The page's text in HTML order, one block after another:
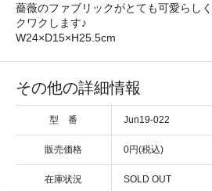
薔薇のファブリックがとても可愛らし
クワクします♪
W24×D15×H25.5cm
その他の詳細情報
型 番 Jun19-022
販売価格 0円(税込)
在庫状況 SOLD OUT